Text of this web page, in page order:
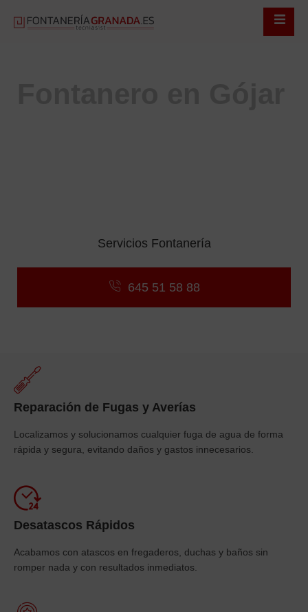
Servicios Fontanería
645 51 58 88
Reparación de Fugas y Averías
Localizamos y solucionamos cualquier fuga de agua de forma
rápida y segura, evitando daños y gastos innecesarios.
Desatascos Rápidos
Acabamos con atascos en fregaderos, duchas y baños sin
romper nada y con resultados inmediatos.